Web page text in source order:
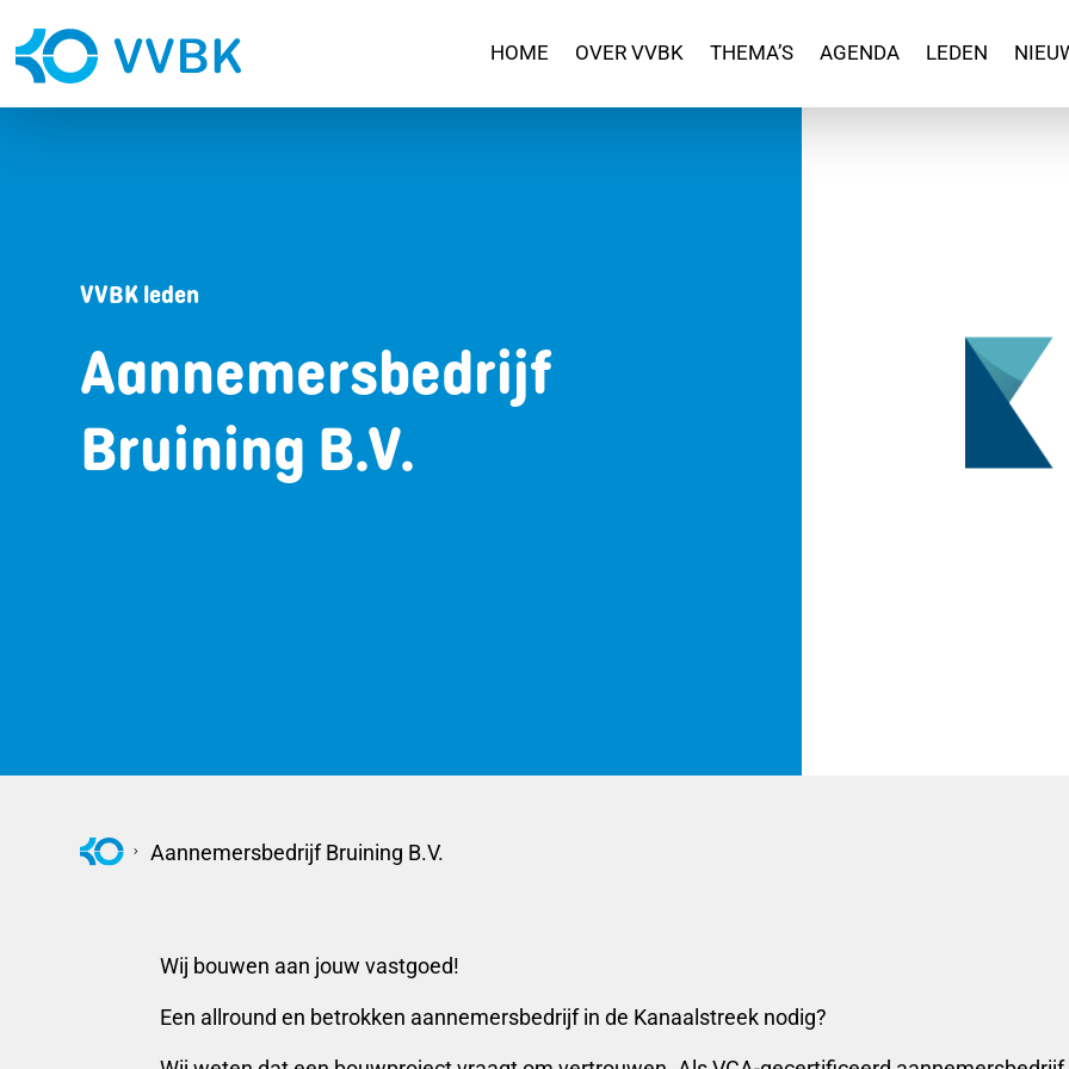
HOME OVER VVBK THEMA’S AGENDA LEDEN
VVBK leden
Aannemersbedrijf
Bruining B.V.
Aannemersbedrijf Bruining B.V.
Wij bouwen aan jouw vastgoed!
Een allround en betrokken aannemersbedrijf in de Kanaalstreek nodig?